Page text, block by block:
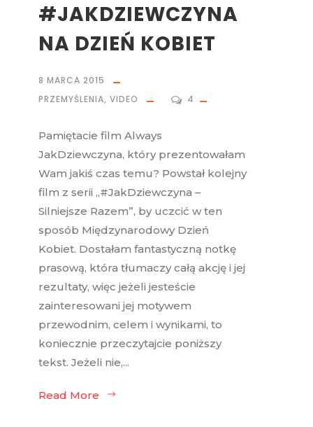
#JAKDZIEWCZYNA
NA DZIEŃ KOBIET
8 MARCA 2015
PRZEMYŚLENIA, VIDEO 4
Pamiętacie film Always
JakDziewczyna, który prezentowałam
Wam jakiś czas temu? Powstał kolejny
film z serii „#JakDziewczyna –
Silniejsze Razem”, by uczcić w ten
sposób Międzynarodowy Dzień
Kobiet. Dostałam fantastyczną notkę
prasową, która tłumaczy całą akcję i jej
rezultaty, więc jeżeli jesteście
zainteresowani jej motywem
przewodnim, celem i wynikami, to
koniecznie przeczytajcie poniższy
tekst. Jeżeli nie,...
Read More